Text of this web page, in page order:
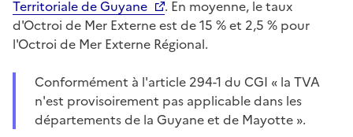
Territoriale de Guyane
. En moyenne, le taux
d'Octroi de Mer Externe est de 15 % et 2,5 % pour
l'Octroi de Mer Externe Régional.
Conformément à l'article 294-1 du CGI « la TVA
n'est provisoirement pas applicable dans les
départements de la Guyane et de Mayotte ».